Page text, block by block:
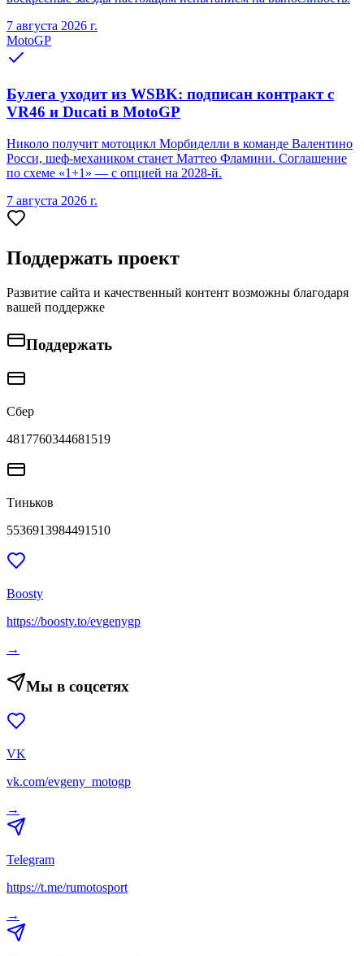
7 августа 2026 г.
MotoGP
Булега уходит из WSBK: подписан контракт с
VR46 и Ducati в MotoGP
Николо получит мотоцикл Морбиделли в команде Валентино
Росси, шеф-механиком станет Маттео Фламини. Соглашение
по схеме «1+1» — с опцией на 2028-й.
7 августа 2026 г.
Поддержать проект
Развитие сайта и качественный контент возможны благодаря
вашей поддержке
Поддержать
Сбер
4817760344681519
Тиньков
5536913984491510
Boosty
https://boosty.to/evgenygp
→
Мы в соцсетях
VK
vk.com/evgeny_motogp
→
Telegram
https://t.me/rumotosport
→